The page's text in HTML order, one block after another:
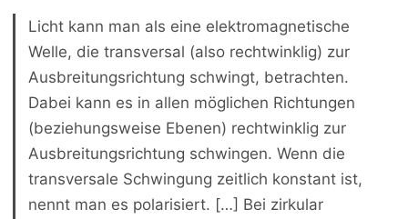
Licht kann man als eine elektromagnetische
Welle, die transversal (also rechtwinklig) zur
Ausbreitungsrichtung schwingt, betrachten.
Dabei kann es in allen möglichen Richtungen
(beziehungsweise Ebenen) rechtwinklig zur
Ausbreitungsrichtung schwingen. Wenn die
transversale Schwingung zeitlich konstant ist,
nennt man es polarisiert. […] Bei zirkular